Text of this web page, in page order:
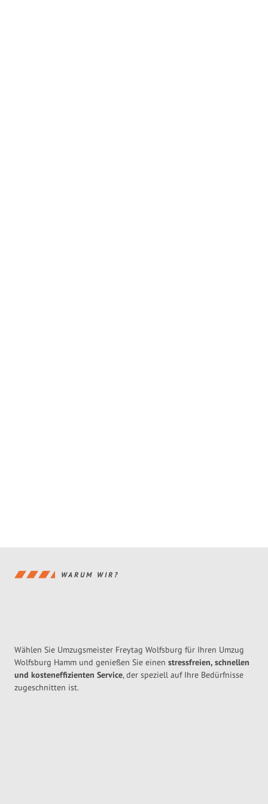
WARUM WIR?
Wählen Sie Umzugsmeister Freytag Wolfsburg für Ihren Umzug
Wolfsburg Hamm und genießen Sie einen stressfreien, schnellen
und kosteneffizienten Service, der speziell auf Ihre Bedürfnisse
zugeschnitten ist.